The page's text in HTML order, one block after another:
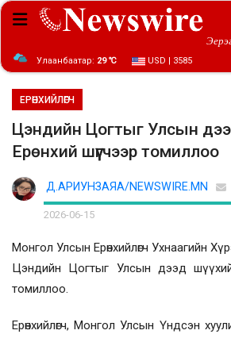
Улаанбаатар: 29 ℃ USD | 3585
ЕРӨНХИЙЛӨГЧ
Цэндийн Цогтыг Улсын
Ерөнхий шүүгчээр томиллоо
Д.АРИУНЗАЯА/NEWSWIRE.MN
2026-06-15
Монгол Улсын Ерөнхийлөгч Ухнаагийн
Цэндийн Цогтыг Улсын дээд
томиллоо.
Ерөнхийлөгч, Монгол Улсын Үндсэн